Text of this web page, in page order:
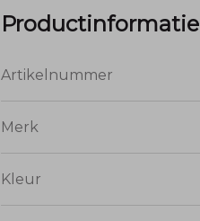
Productinformatie
Artikelnummer
Merk
Kleur